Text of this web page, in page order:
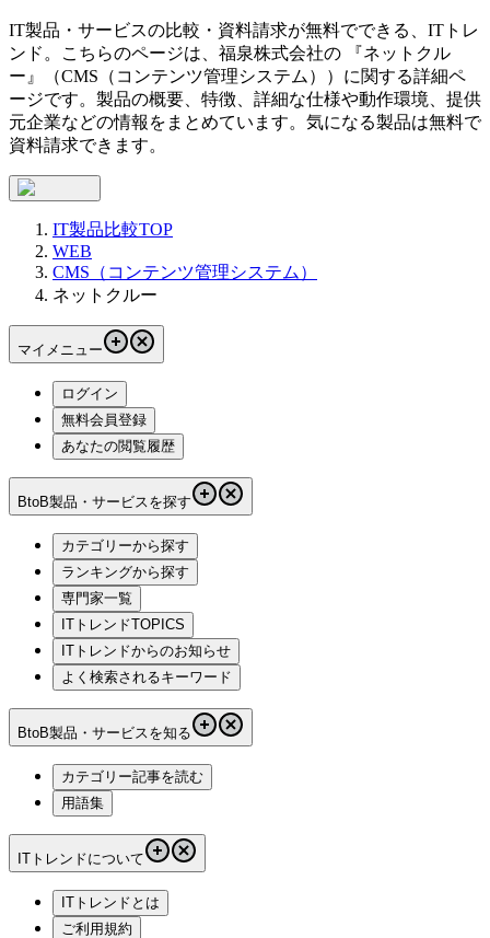
IT製品・サービスの比較・資料請求が無料でできる、ITトレ
ンド。こちらのページは、 福泉株式会社の 『ネットクル
ー 』（CMS（コンテンツ管理システム）
）に関する詳細ペ
ージです。製品の概要、特徴、詳細な仕様や動作環境、提供
元企業などの情報をまとめています。気になる製品は無料で
資料請求できます。
IT製品比較TOP
WEB
CMS（コンテンツ管理システム）
ネットクルー
マイメニュー
ログイン
無料会員登録
あなたの閲覧履歴
BtoB製品・サービスを探す
カテゴリーから探す
ランキングから探す
専門家一覧
ITトレンドTOPICS
ITトレンドからのお知らせ
よく検索されるキーワード
BtoB製品・サービスを知る
カテゴリー記事を読む
用語集
ITトレンドについて
ITトレンドとは
ご利用規約